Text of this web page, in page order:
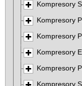
Kompresory
Kompresory
Kompresory
Kompresory
Kompresory
Kompresory